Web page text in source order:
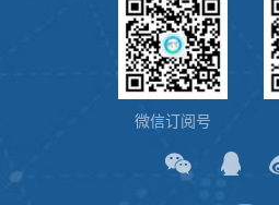
微信订阅号